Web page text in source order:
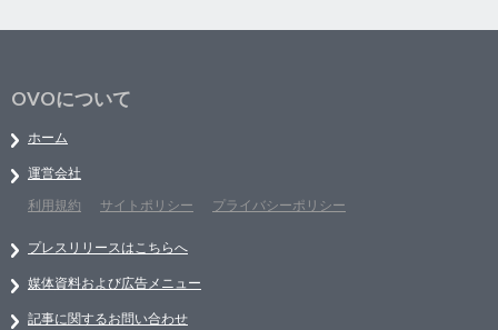
OVOについて
ホーム
運営会社
利用規約
サイトポリシー プライバシーポリシー
プレスリリースはこちらへ
媒体資料および広告メニュー
記事に関するお問い合わせ